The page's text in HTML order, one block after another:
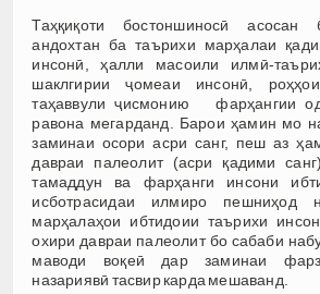
Таҳқиқоти бостоншиносӣ асосан
андохтан ба таърихи марҳалаи
инсонӣ, ҳалли масоили илмӣ-
шаклгирии ҷомеаи инсонӣ,
таҳаввули ҷисмонию фарҳангии
равона мегарданд. Барои ҳамин мо
заминаи осори асри санг, пеш аз
давраи палеолит (асри қадими
тамаддун ва фарҳанги инсони
исботрасидаи илмиро пешниҳод
марҳалаҳои ибтидоии таърихи
охири давраи палеолит бо сабаби
маводи воқеӣ дар заминаи
назариявӣ тасвир карда мешаванд.